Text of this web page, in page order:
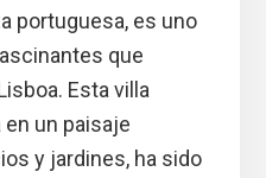
portuguesa, es uno
que
Esta villa
un paisaje
y jardines, ha sido